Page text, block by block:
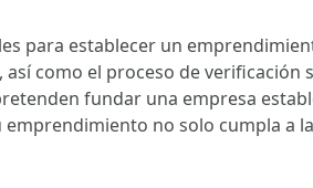
para establecer un
como el proceso de verificación
fundar una empresa
no solo cumpla a